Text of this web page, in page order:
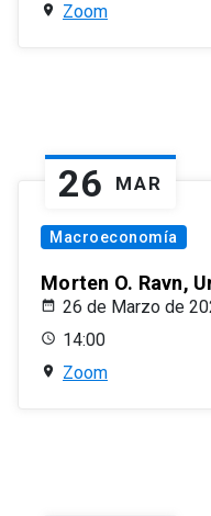
Zoom
26 MAR
Macroeconomía
Morten O. Ravn,
26 de Marzo de
14:00
Zoom